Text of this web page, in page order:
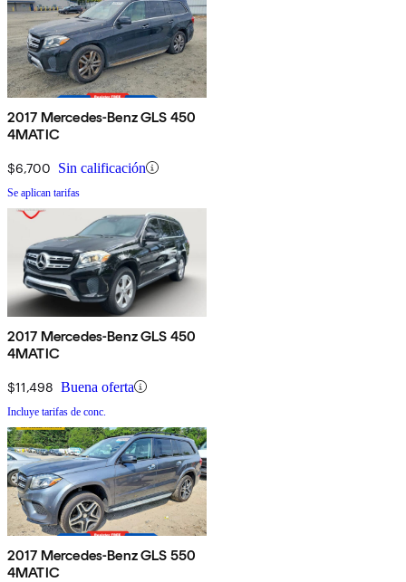
2017 Mercedes-Benz GLS 450
4MATIC
$6,700 Sin calificación
Se aplican tarifas
2017 Mercedes-Benz GLS 450
4MATIC
$11,498 Buena oferta
Incluye tarifas de conc.
2017 Mercedes-Benz GLS 550
4MATIC